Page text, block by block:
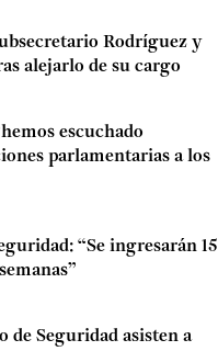
Rodríguez y
alejarlo de su cargo
escuchado
parlamentarias a los
“Se ingresarán 15
Seguridad asisten a